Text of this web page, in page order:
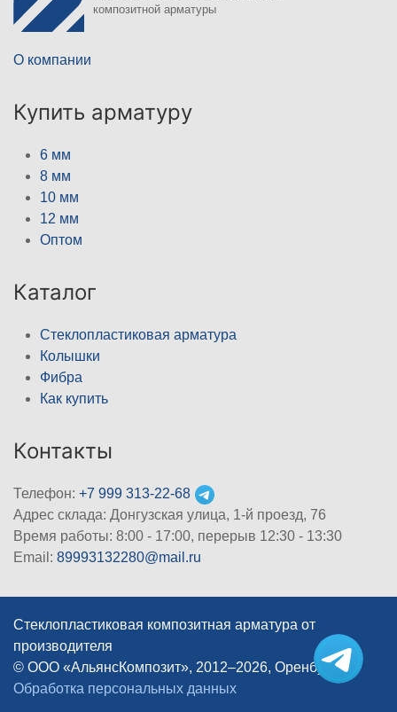
композитной арматуры
О компании
Купить арматуру
6 мм
8 мм
10 мм
12 мм
Оптом
Каталог
Стеклопластиковая арматура
Колышки
Фибра
Как купить
Контакты
Телефон: +7 999 313-22-68
Адрес склада: Донгузская улица, 1-й проезд, 76
Время работы: 8:00 - 17:00, перерыв 12:30 - 13:30
Email: 89993132280@mail.ru
Стеклопластиковая композитная арматура от
производителя
© ООО «АльянсКомпозит», 2012–2026, Оренбург
|
Обработка персональных данных